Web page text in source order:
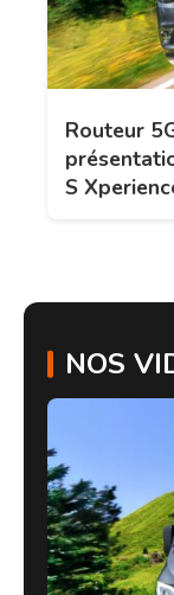
Routeur
S
NOS